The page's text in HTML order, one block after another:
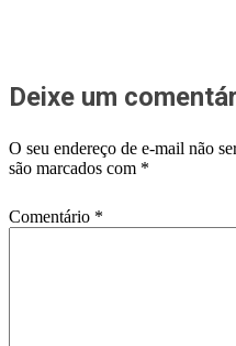
Deixe um
O seu endereço de e-mail não
são marcados com *
Comentário *